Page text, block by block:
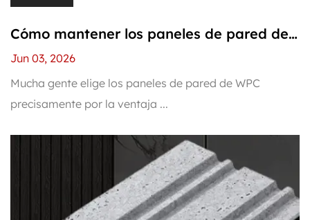
Cómo mantener los paneles de pared de
WPC después de la instalación: limpieza
diaria y reparaciones sencillas
Jun 03, 2026
Mucha gente elige los paneles de pared de WPC
precisamente por la ventaja ...